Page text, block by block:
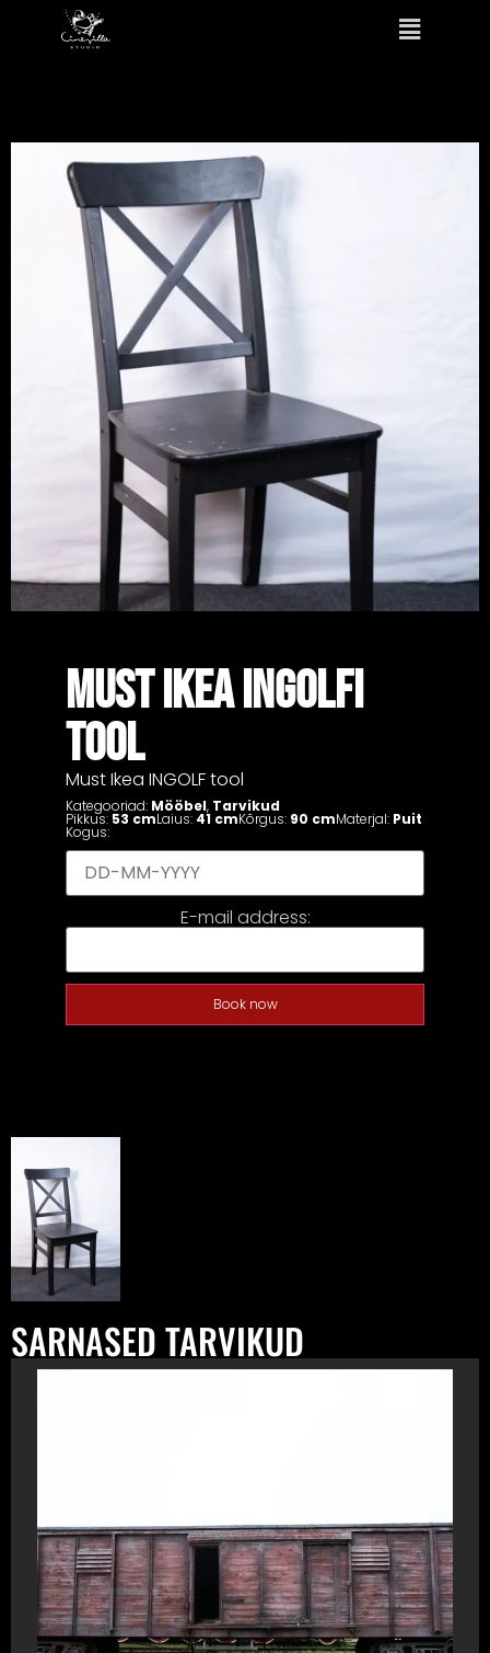
MUST IKEA INGOLFI
TOOL
Must Ikea INGOLF tool
Kategooriad: Mööbel, Tarvikud
Pikkus: 53 cmLaius: 41 cmKõrgus: 90 cmMaterjal: Puit
Kogus:
E-mail address:
Book now
SARNASED TARVIKUD